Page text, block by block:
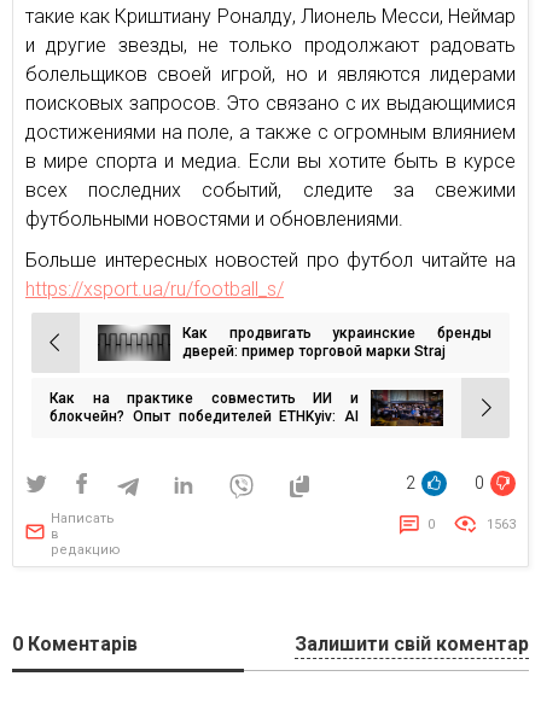
такие как Криштиану Роналду, Лионель Месси, Неймар
и другие звезды, не только продолжают радовать
болельщиков своей игрой, но и являются лидерами
поисковых запросов. Это связано с их выдающимися
достижениями на поле, а также с огромным влиянием
в мире спорта и медиа. Если вы хотите быть в курсе
всех последних событий, следите за свежими
футбольными новостями и обновлениями.
Больше интересных новостей про футбол читайте на
https://xsport.ua/ru/football_s/
Навигация
по
записям
Как продвигать украинские бренды
дверей: пример торговой марки Straj
Как на практике совместить ИИ и
блокчейн? Опыт победителей ETHKyiv: AI
2 0
Написать
в
редакцию
0 1563
0 Коментарів Залишити свій коментар